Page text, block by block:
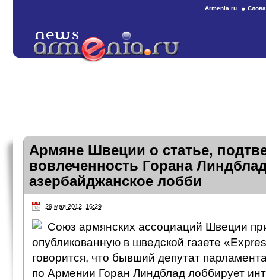
Armenia.ru
Армяне Швеции о статье,
вовлеченность Горана
азербайджанское лобби
29 мая 2012, 16:29
Союз армянских ассоциаций Швеции
опубликованную в шведской газете
говорится, что бывший депутат
по Армении Горан Линдблад лоббирует